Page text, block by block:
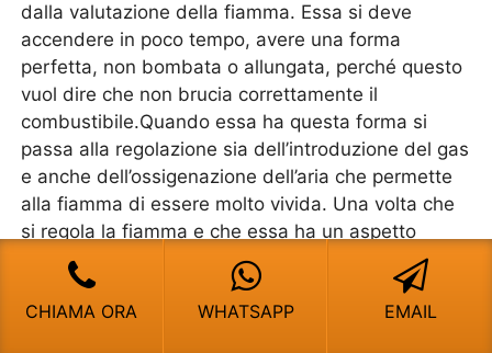
dalla valutazione della fiamma. Essa si deve
accendere in poco tempo, avere una forma
perfetta, non bombata o allungata, perché questo
vuol dire che non brucia correttamente il
combustibile.Quando essa ha questa forma si
passa alla regolazione sia dell’introduzione del gas
e anche dell’ossigenazione dell’aria che permette
alla fiamma di essere molto vivida. Una volta che
si regola la fiamma e che essa ha un aspetto
perfetto, l’
Installazione Caldaie Ferroli Porta
Tenaglia Milano
continua con la valutazione della
spinta del gas all’interno della caldaia. Se è troppo
CHIAMA ORA WHATSAPP EMAIL